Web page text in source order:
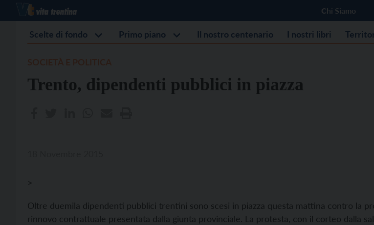
Chi Siamo
Scelte di fondo Primo piano Il nostro centenario I nostri libri
Trento, dipendenti pubblici in piazza
>
Oltre duemila dipendenti pubblici trentini sono scesi in piazza questa mattina contro la
rinnovo contrattuale presentata dalla giunta provinciale. La protesta, con il corteo dalla